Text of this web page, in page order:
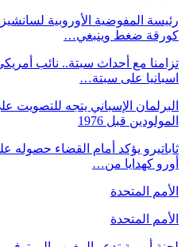
رئيسة المفوضية الأوروبية
كورقة ضغط وينبغي…
تزامنا مع أحداث سبتة.. نائب
اسبانيا على سبتة…
البرلمان الإسباني يتجه للتصويت
المولودين قبل 1976
أورو كهدايا من…
الأمم المتحدة
الأمم المتحدة